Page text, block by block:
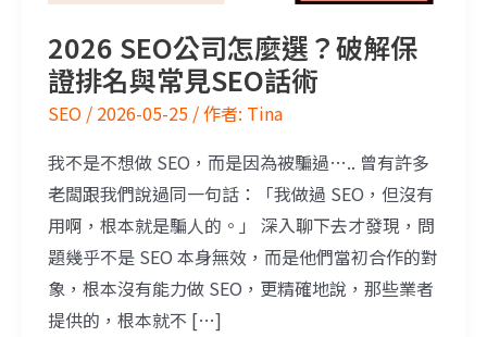
2026 SEO公司怎麼選？破解保
證排名與常見SEO話術
SEO / 2026-05-25 / 作者: Tina
我不是不想做 SEO，而是因為被騙過….. 曾有許多
老闆跟我們說過同一句話：「我做過 SEO，但沒有
用啊，根本就是騙人的。」 深入聊下去才發現，問
題幾乎不是 SEO 本身無效，而是他們當初合作的對
象，根本沒有能力做 SEO，更精確地說，那些業者
提供的，根本就不 […]